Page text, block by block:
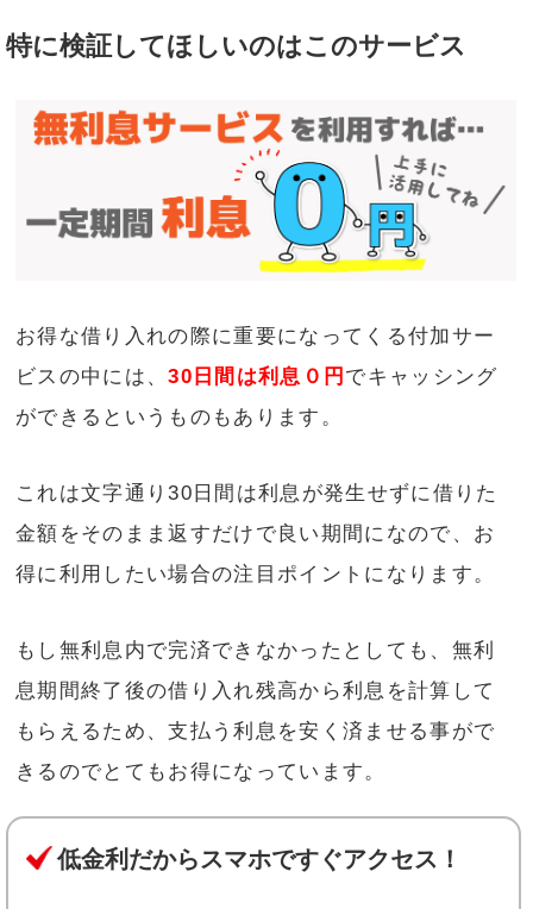
特に検証してほしいのはこのサービス
お得な借り入れの際に重要になってくる付加サー
ビスの中には、30日間は利息０円 でキャッシング
ができるというものもあります。
これは文字通り30日間は利息が発生せずに借りた
金額をそのまま返すだけで良い期間になので、お
得に利用したい場合の注目ポイントになります。
もし無利息内で完済できなかったとしても、無利
息期間終了後の借り入れ残高から利息を計算して
もらえるため、支払う利息を安く済ませる事がで
きるのでとてもお得になっています。
低金利だからスマホですぐアクセス！